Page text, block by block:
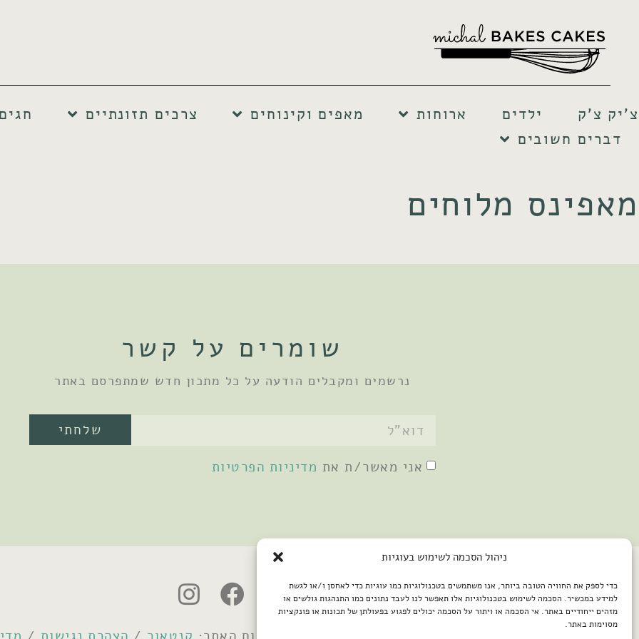
ניהול הסכמה לשימוש בעוגיות
כדי לספק את החוויה הטובה ביותר, אנו משתמשים בטכנולוגיות כמו עוגיות כדי לאחסן ו/או לגשת
למידע במכשיר. הסכמה לשימוש בטכנולוגיות אלו תאפשר לנו לעבד נתונים כמו התנהגות גולשים או
מזהים ייחודיים באתר. אי הסכמה או ויתור על הסכמה יכולים לפגוע בפעולתן של תכונות או פונקציות
מסוימות באתר.
צ'יק צ'ק ילדים ארוחות מאפים וקינוחים צרכים תזונתיים
חגים
דברים חשובים
מאפינס מלוחים
שומרים על קשר
נרשמים ומקבלים הודעה על כל מתכון חדש שמתפרסם באתר
אני מאשר/ת את מדיניות הפרטיות
שלחתי